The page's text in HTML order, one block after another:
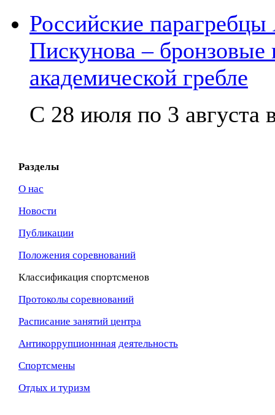
Российские
Пискунова –
академической гребле
С 28 июля по 3 августа
Разделы
О нас
Новости
Публикации
Положения соревнований
Классификация спортсменов
Протоколы соревнований
Расписание занятий центра
Антикоррупционнная деятельность
Спортсмены
Отдых и туризм